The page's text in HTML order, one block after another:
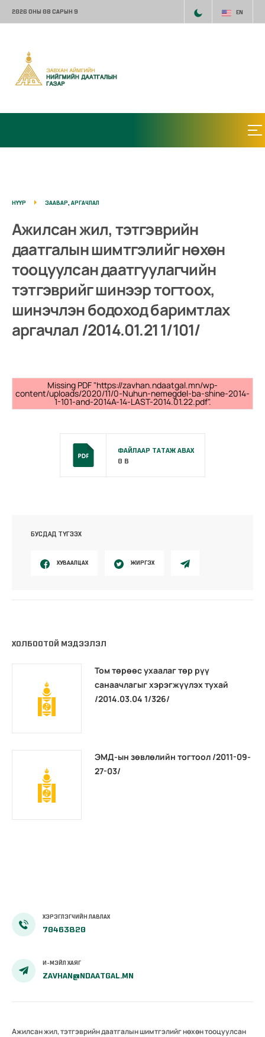
2026 ОНЫ 08 САРЫН 9 EN
НҮҮР ЗААВАР, АРГАЧЛАЛ
Ажилсан жил, тэтгэврийн
даатгалын шимтгэлийг нөхөн
тооцуулсан даатгуулагчийн
тэтгэврийг шинээр тогтоох,
шинэчлэн бодоход баримтлах
аргачлал /2014.01.21 1/101/
Missing PDF "https://zavhan.ndaatgal.mn/wp-
content/uploads/2020/11/0-Nuhun-nemegdel-ba-shine-2014-
1-101-and-2014A-14-LAST-2014.01.22.pdf".
ФАЙЛААР ТАТАЖ АВАХ
0 B
БУСДАД ТҮГЭЭХ
ХУВААЛЦАХ ЖИРГЭХ
ХОЛБООТОЙ МЭДЭЭЛЭЛ
Том төрөөс ухаалаг төр рүү
санаачлагыг хэрэгжүүлэх тухай
/2014.03.04 1/326/
ЭМД-ын зөвлөлийн тогтоол /2011-09-
27-03/
ХЭРЭГЛЭГЧИЙН ЛАВЛАХ
70463820
И-МЭЙЛ ХАЯГ
ZAVHAN@NDAATGAL.MN
Ажилсан жил, тэтгэврийн даатгалын шимтгэлийг нөхөн тооцуулсан